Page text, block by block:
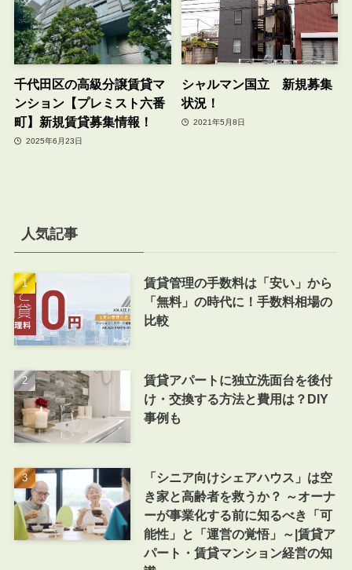
千代田区の高級分譲賃貸マ
ンション【プレミスト六番
町】新規賃貸募集情報！
2025年6月23日
シャルマン国立 新規募集
状況！
2021年5月8日
人気記事
賃貸管理の手数料は「安い」から
「無料」の時代に！手数料相場の
比較
賃貸アパートに独立洗面台を後付
け・交換する方法と費用は？DIY
事例も
「シニア向けシェアハウス」は空
き家と高齢者を救うか？ ～オーナ
ーが事業化する前に知るべき「可
能性」と「運営の覚悟」～|賃貸ア
パート・賃貸マンション経営の知